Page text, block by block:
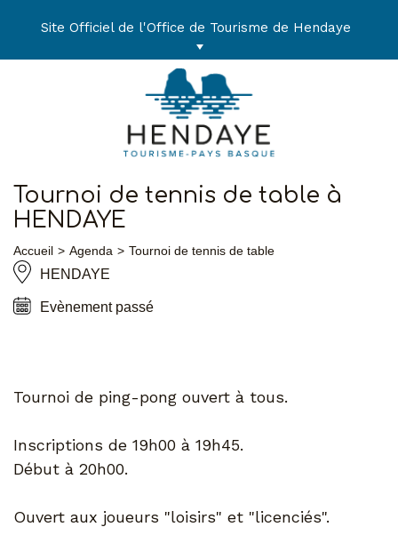
Site Officiel de l'Office de Tourisme de Hendaye
Tournoi de tennis de table à
HENDAYE
Accueil Agenda Tournoi de tennis de table
HENDAYE
Evènement passé
Tournoi de ping-pong ouvert à tous.
Inscriptions de 19h00 à 19h45.
Début à 20h00.
Ouvert aux joueurs "loisirs" et "licenciés".